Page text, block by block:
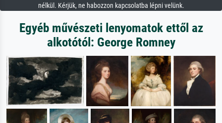
nélkül. Kérjük, ne habozzon kapcsolatba lépni velünk.
Egyéb művészeti lenyomatok ettől az
alkotótól: George Romney